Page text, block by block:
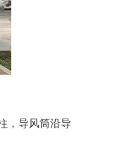
，导风筒沿导